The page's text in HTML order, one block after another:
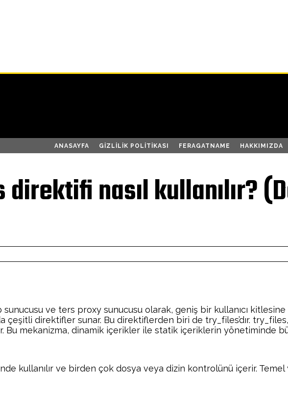
ANASAYFA GIZLILIK POLITIKASI FERAGATNAME HAKKIMIZDA
nasıl kullanılır?
ve ters proxy sunucusu olarak, geniş bir kullanıcı
çeşitli direktifler sunar. Bu direktiflerden biri de try_files’dır.
Bu mekanizma, dinamik içerikler ile statik içeriklerin yönetiminde
kullanılır ve birden çok dosya veya dizin kontrolünü içerir. Temel